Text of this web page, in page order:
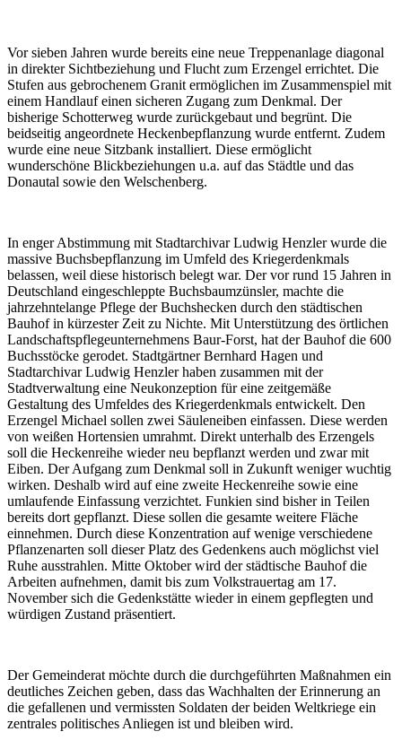
Vor sieben Jahren wurde bereits eine neue Treppenanlage diagonal
in direkter Sichtbeziehung und Flucht zum Erzengel errichtet. Die
Stufen aus gebrochenem Granit ermöglichen im Zusammenspiel mit
einem Handlauf einen sicheren Zugang zum Denkmal. Der
bisherige Schotterweg wurde zurückgebaut und begrünt. Die
beidseitig angeordnete Heckenbepflanzung wurde entfernt. Zudem
wurde eine neue Sitzbank installiert. Diese ermöglicht
wunderschöne Blickbeziehungen u.a. auf das Städtle und das
Donautal sowie den Welschenberg.
In enger Abstimmung mit Stadtarchivar Ludwig Henzler wurde die
massive Buchsbepflanzung im Umfeld des Kriegerdenkmals
belassen, weil diese historisch belegt war. Der vor rund 15 Jahren in
Deutschland eingeschleppte Buchsbaumzünsler, machte die
jahrzehntelange Pflege der Buchshecken durch den städtischen
Bauhof in kürzester Zeit zu Nichte. Mit Unterstützung des örtlichen
Landschaftspflegeunternehmens Baur-Forst, hat der Bauhof die 600
Buchsstöcke gerodet. Stadtgärtner Bernhard Hagen und
Stadtarchivar Ludwig Henzler haben zusammen mit der
Stadtverwaltung eine Neukonzeption für eine zeitgemäße
Gestaltung des Umfeldes des Kriegerdenkmals entwickelt. Den
Erzengel Michael sollen zwei Säuleneiben einfassen. Diese werden
von weißen Hortensien umrahmt. Direkt unterhalb des Erzengels
soll die Heckenreihe wieder neu bepflanzt werden und zwar mit
Eiben. Der Aufgang zum Denkmal soll in Zukunft weniger wuchtig
wirken. Deshalb wird auf eine zweite Heckenreihe sowie eine
umlaufende Einfassung verzichtet. Funkien sind bisher in Teilen
bereits dort gepflanzt. Diese sollen die gesamte weitere Fläche
einnehmen. Durch diese Konzentration auf wenige verschiedene
Pflanzenarten soll dieser Platz des Gedenkens auch möglichst viel
Ruhe ausstrahlen. Mitte Oktober wird der städtische Bauhof die
Arbeiten aufnehmen, damit bis zum Volkstrauertag am 17.
November sich die Gedenkstätte wieder in einem gepflegten und
würdigen Zustand präsentiert.
Der Gemeinderat möchte durch die durchgeführten Maßnahmen ein
deutliches Zeichen geben, dass das Wachhalten der Erinnerung an
die gefallenen und vermissten Soldaten der beiden Weltkriege ein
zentrales politisches Anliegen ist und bleiben wird.